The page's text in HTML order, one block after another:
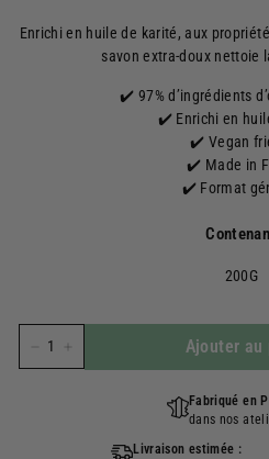
Enrichi en huile de karité, aux
savon extra-doux nettoie
✔️ 97% d’ingrédients
✔️ Enrichi en
✔️ Vegan
✔️ Made in
✔️ Format
200G
Ajouter au
Fabriqué en
dans nos
Livraison estimée :